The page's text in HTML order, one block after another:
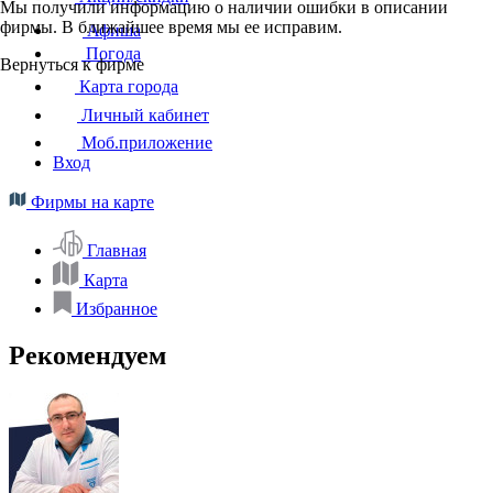
Мы получили информацию о наличии ошибки в описании
фирмы. В ближайшее время мы ее исправим.
Вернуться к фирме
Афиша
Погода
Карта города
Личный кабинет
Моб.приложение
Вход
Фирмы на карте
Главная
Карта
Избранное
Рекомендуем